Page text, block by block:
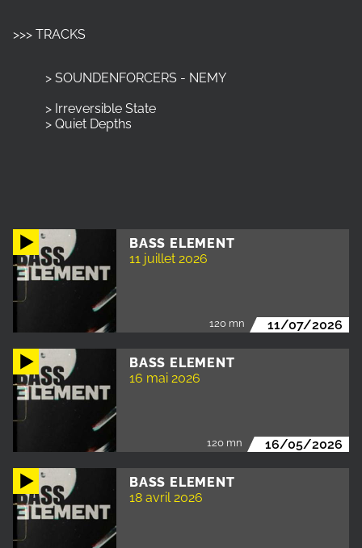
BASS ELEMENT
11 juillet 2026
120 mn 11/07/2026
BASS ELEMENT
16 mai 2026
120 mn 16/05/2026
BASS ELEMENT
18 avril 2026
>>> TRACKS
> SOUNDENFORCERS - NEMY
> Irreversible State
> Quiet Depths